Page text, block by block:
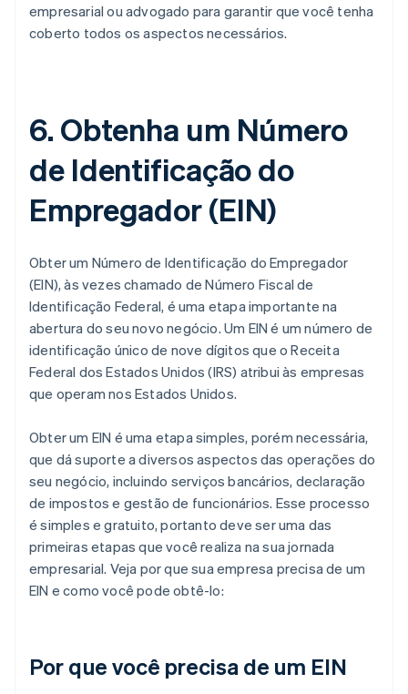
empresarial ou advogado para garantir que você tenha
coberto todos os aspectos necessários.
6. Obtenha um Número
de Identificação do
Empregador (EIN)
Obter um Número de Identificação do Empregador
(EIN), às vezes chamado de Número Fiscal de
Identificação Federal, é uma etapa importante na
abertura do seu novo negócio. Um EIN é um número de
identificação único de nove dígitos que o Receita
Federal dos Estados Unidos (IRS) atribui às empresas
que operam nos Estados Unidos.
Obter um EIN é uma etapa simples, porém necessária,
que dá suporte a diversos aspectos das operações do
seu negócio, incluindo serviços bancários, declaração
de impostos e gestão de funcionários. Esse processo
é simples e gratuito, portanto deve ser uma das
primeiras etapas que você realiza na sua jornada
empresarial. Veja por que sua empresa precisa de um
EIN e como você pode obtê-lo:
Por que você precisa de um EIN